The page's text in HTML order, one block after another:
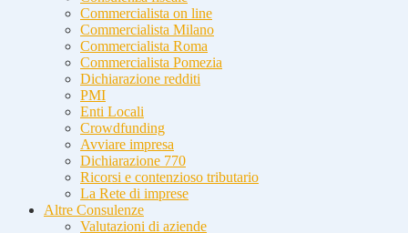
Commercialista on line
Commercialista Milano
Commercialista Roma
Commercialista Pomezia
Dichiarazione redditi
PMI
Enti Locali
Crowdfunding
Avviare impresa
Dichiarazione 770
Ricorsi e contenzioso tributario
La Rete di imprese
Altre Consulenze
Valutazioni di aziende